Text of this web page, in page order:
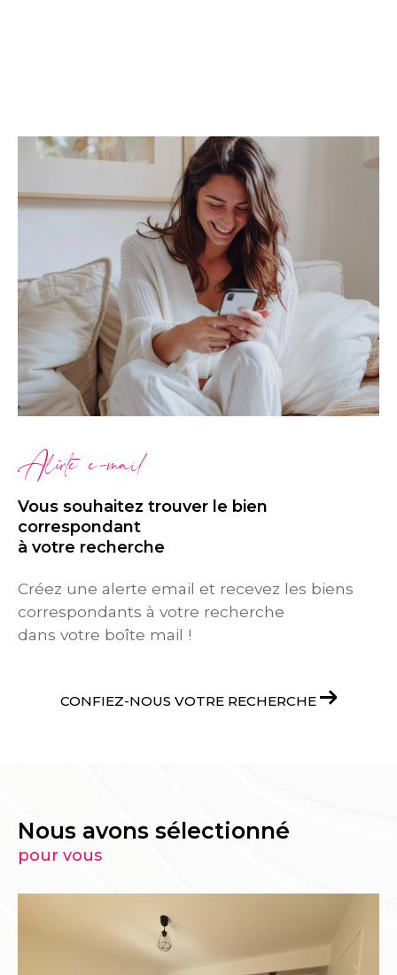
Alerte e-mail
Vous souhaitez trouver le bien
correspondant
à votre recherche
Créez une alerte email et recevez les biens
correspondants à votre recherche
dans votre boîte mail !
CONFIEZ-NOUS VOTRE RECHERCHE
Nous avons sélectionné
pour vous